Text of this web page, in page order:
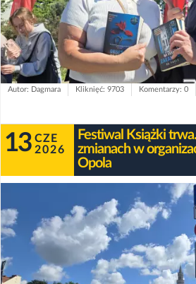
Autor: Dagmara Kliknięć: 9703 Komentarzy: 0
13 CZE
2026
Festiwal Książki
zmianach w
Opola